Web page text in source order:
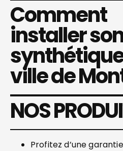
Comment
installer
ville de
NOS
Profitez d’une